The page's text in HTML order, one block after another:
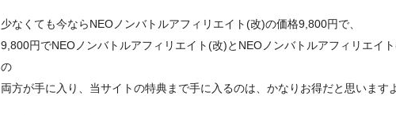
少なくても今ならNEOノンバトルアフィリエイト(改)の価格9,800円で、
9,800円でNEOノンバトルアフィリエイト(改)とNEOノンバトルアフィリエイ
の
両方が手に入り、当サイトの特典まで手に入るのは、かなりお得だと思いますよ